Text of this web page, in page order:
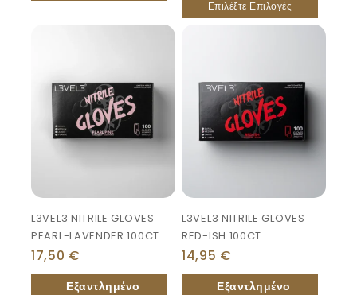
Επιλέξτε Επιλογές
L3VEL3 NITRILE GLOVES
PEARL-LAVENDER 100CT
17,50 €
L3VEL3 NITRILE GLOVES
RED-ISH 100CT
14,95 €